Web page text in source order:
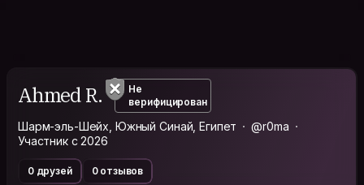
Ahmed R.
Не
верифицирован
Шарм-эль-Шейх, Южный Синай, Египет
@r0ma
Участник с 2026
0 друзей 0 отзывов